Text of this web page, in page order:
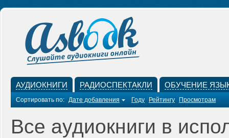
АУДИОКНИГИ РАДИОСПЕКТАКЛИ ОБУЧЕНИЕ
Сортировать по: Дате добавления Году Рейтингу Просмотрам
Все аудиокниги в